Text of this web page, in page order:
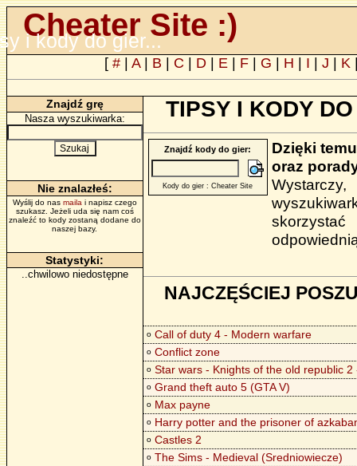
Cheater Site :)
i kody do gier...
[ # A| B C D E F G H I J K
Znajdź grę
Nasza wyszukiwarka:
Nie znalazłeś:
Wyślij do nas maila i napisz czego
szukasz. Jeżeli uda się nam coś
znaleźć to kody zostaną dodane do
naszej bazy.
Statystyki:
..chwilowo niedostępne
TIPSY I KODY
Znajdź kody do gier:
Kody do gier : Cheater Site
Dzięki
oraz
NAJCZĘŚCIEJ
o Call of duty 4 - Modern warfare
o Conflict zone
o Star wars - Knights of the old republic
o Grand theft auto 5 (GTA V)
o Max payne
o Harry potter and the prisoner of
o Castles 2
o The Sims - Medieval (Sredniowiecze)